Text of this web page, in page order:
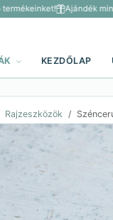
Ajándék
KEZDŐLAP
Rajzeszközök